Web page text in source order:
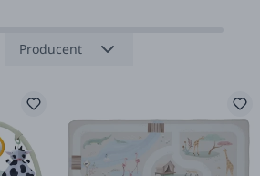
Producent